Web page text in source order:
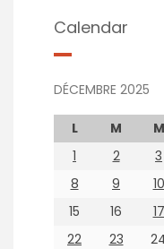
Calendar
DÉCEMBRE 2025
L M M
1
2 3
8
9 10
15
16 17
22
23